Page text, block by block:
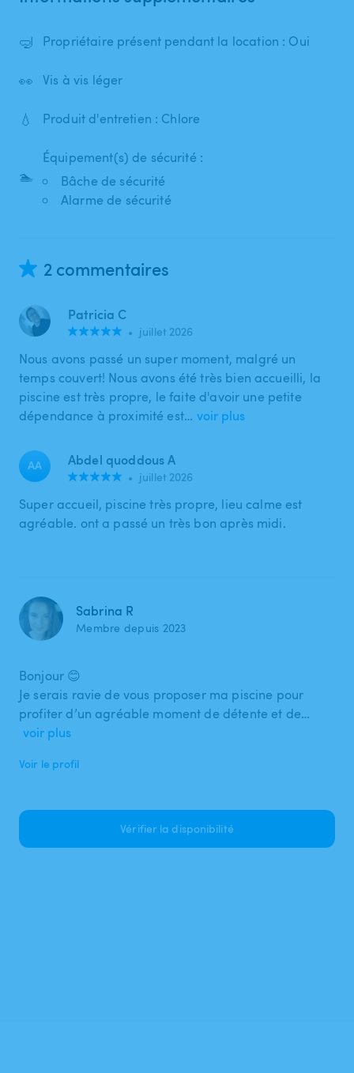
🤿 Propriétaire présent pendant la location : Oui
👀 Vis à vis léger
💧 Produit d'entretien : Chlore
🏊
Équipement(s) de sécurité :
Bâche de sécurité
Alarme de sécurité
2 commentaires
Patricia C
• juillet 2026
Nous avons passé un super moment, malgré un
temps couvert! Nous avons été très bien accueilli, la
piscine est très propre, le faite d'avoir une petite
dépendance à proximité est… voir plus
AA Abdel quoddous A
• juillet 2026
Super accueil, piscine très propre, lieu calme est
agréable. ont a passé un très bon après midi.
Sabrina R
Membre depuis 2023
Bonjour 😊
Je serais ravie de vous proposer ma piscine pour
profiter d’un agréable moment de détente et de…
voir plus
Voir le profil
Vérifier la disponibilité